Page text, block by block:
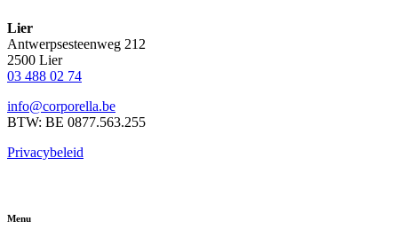
Lier
Antwerpsesteenweg 212
2500 Lier
03 488 02 74
info@corporella.be
BTW: BE 0877.563.255
Privacybeleid
Menu